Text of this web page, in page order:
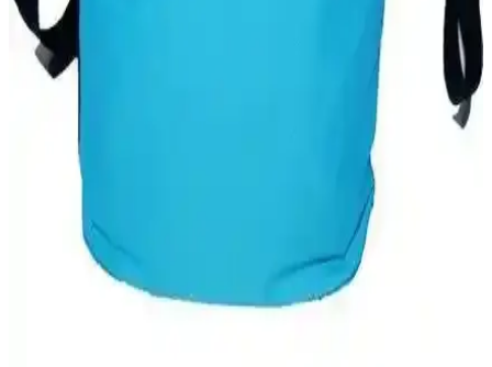
İki farklı termal taşıma çantasını detaylı karşılaştırıyoruz. Kapasite,
yalıtım süresi ve kullanım alanları gibi kriterlerle performanslarını
analiz ediyoruz.
Termal Çanta Karşılaştırması: Piknik ve Sıcak
İki popüler termal çanta modeli detaylı karşılaştırmasıyla malzeme,
termal performans ve dayanıklılık özellikleri değerlendirilerek en
Starbucks 355 ml Termosları: Günlük ve Seyahat
Kullanımı İçin Pratik ve Şık Tasarım
Starbucks 355 ml termosları, dayanıklı, şık ve sızdırmaz yapısıyla